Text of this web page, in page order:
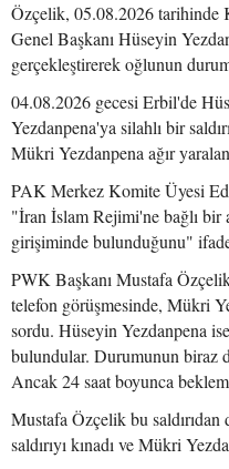
Özçelik, 05.08.2026
Genel Başkanı Hüseyin
gerçekleştirerek oğlunun
04.08.2026 gecesi Erbil'de
Yezdanpena'ya silahlı bir
Mükri Yezdanpena ağır
PAK Merkez Komite Üyesi
"İran İslam Rejimi'ne bağlı bir
girişiminde bulunduğunu"
PWK Başkanı Mustafa
telefon görüşmesinde, Mükri
sordu. Hüseyin Yezdanpena
bulundular. Durumunun biraz
Ancak 24 saat boyunca
Mustafa Özçelik bu
saldırıyı kınadı ve Mükri